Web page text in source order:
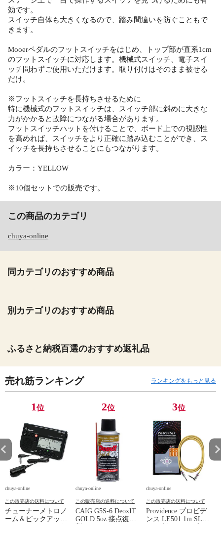
効です。
スイッチ自体も大きくなるので、踏み間違いを防ぐこともで
きます。
Mooerペダルのフットスイッチをはじめ、トップ部が直系1cm
のフットスイッチに対応します。機械式スイッチ、電子スイ
ッチ問わずご使用いただけます。取り付けはそのまま被せる
だけ。
※フットスイッチを長持ちさせるために
特に機械式のフットスイッチは、スイッチ部に斜めに大きな
力がかかると故障につながる場合があります。
フットスイッチハットを付けることで、ボード上での視認性
を高めれば、スイッチをより正確に踏み込むことができ、ス
イッチを長持ちさせることにもつながります。
カラー：YELLOW
※10個セットでの販売です。
この商品のカテゴリ
chuya-online
同カテゴリのおすすめ商品
別カテゴリのおすすめ商品
ふるさと納税百選のおすすめ返礼品
売れ筋ランキング ランキングをもっと見る
1位
chuya-online
この販売店の送料について
チューナーメトロノ
ーム＆ピックアップ
2位
chuya-online
この販売店の送料について
CAIG G5S-6 DeoxIT
GOLD 5oz 接点復活
剤
3位
chuya-online
この販売店の送料について
Providence プロビデ
ンス LE501 1m SL
YL ギターケーブル